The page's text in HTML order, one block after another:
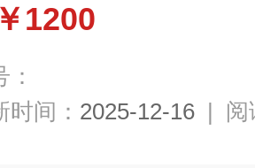
￥1200
时间： 2025-12-16 | 阅